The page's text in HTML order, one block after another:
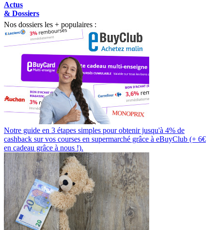
Actus
& Dossiers
Nos dossiers les + populaires :
Notre guide en 3 étapes simples pour obtenir jusqu'à 4% de
cashback sur vos courses en supermarché grâce à eBuyClub (+ 6€
en cadeau grâce à nous !).